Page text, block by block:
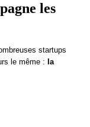
les
startups
le même : la